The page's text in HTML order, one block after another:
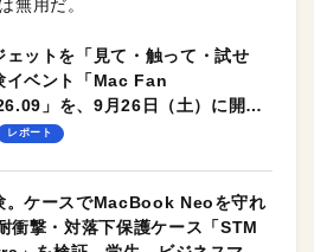
無用だ。
ェットを「見て・触って・試せ
イベント「Mac Fan
」を、9月26日（土）に開催
レポート
。ケースでMacBook Neoを守れ
衝撃・対落下保護ケース「STM